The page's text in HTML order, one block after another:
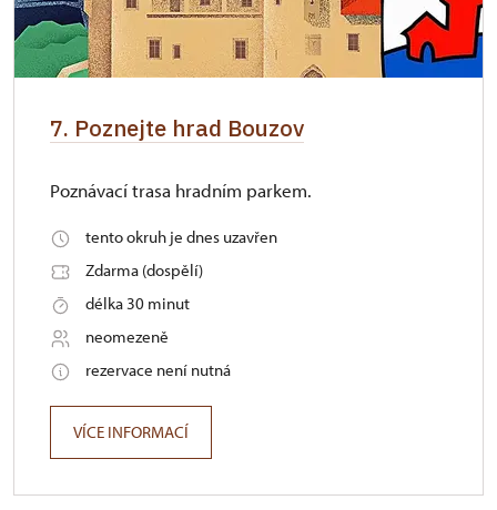
7. Poznejte hrad Bouzov
Poznávací trasa hradním parkem.
tento okruh je dnes uzavřen
Zdarma (dospělí)
délka 30 minut
neomezeně
rezervace není nutná
VÍCE INFORMACÍ